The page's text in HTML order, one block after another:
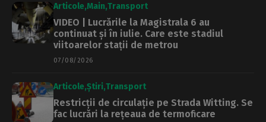
Articole Main Transport
VIDEO | Lucrările la Magistrala 6 au
continuat și în iulie. Care este stadiul
viitoarelor stații de metrou
07/08/2026
Articole Știri Transport
Restricții de circulație pe Strada Witting. Se
fac lucrări la rețeaua de termoficare